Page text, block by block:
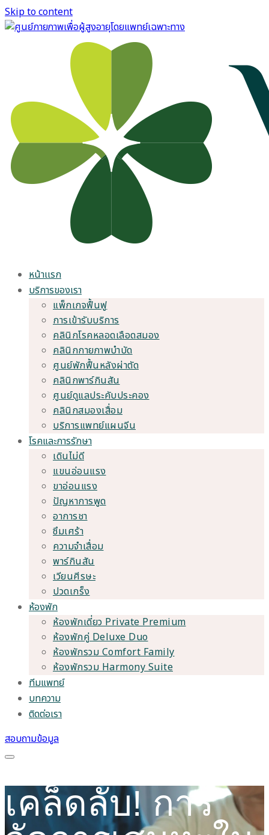
Skip to content
หน้าเเรก
บริการของเรา
แพ็กเกจฟื้นฟู
การเข้ารับบริการ
คลินิกโรคหลอดเลือดสมอง
คลินิกกายภาพบำบัด
ศูนย์พักฟื้นหลังผ่าตัด
คลินิกพาร์กินสัน
ศูนย์ดูแลประคับประคอง
คลินิกสมองเสื่อม
บริการแพทย์แผนจีน
โรคและการรักษา
เดินไม่ดี
แขนอ่อนแรง
ขาอ่อนแรง
ปัญหาการพูด
อาการชา
ซึมเศร้า
ความจำเสื่อม
พาร์กินสัน
เวียนศีรษะ
ปวดเกร็ง
ห้องพัก
ห้องพักเดี่ยว Private Premium
ห้องพักคู่ Deluxe Duo
ห้องพักรวม Comfort Family
ห้องพักรวม Harmony Suite
ทีมแพทย์
บทความ
ติดต่อเรา
สอบถามข้อมูล
เคล็ดลับ! การ